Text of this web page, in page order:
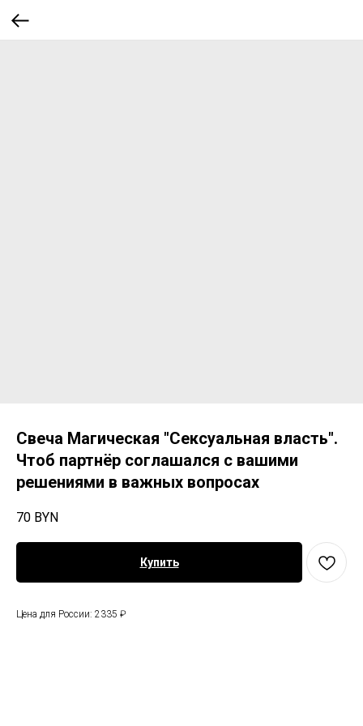
Свеча Магическая "Сексуальная власть".
Чтоб партнёр соглашался с вашими
решениями в важных вопросах
70 BYN
Купить
Цена для России: 2335 ₽